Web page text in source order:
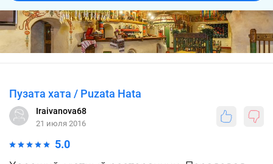
Пузата хата / Puzata Hata
Iraivanova68
21 июля 2016
5.0